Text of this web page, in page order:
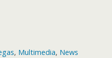
, Multimedia, News